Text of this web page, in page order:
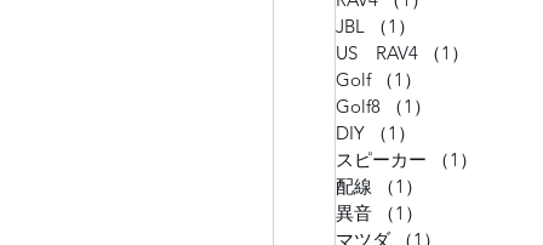
JBL
（1）
US RAV4
（1）
Golf
（1）
Golf8
（1）
DIY
（1）
スピーカー
（1）
配線
（1）
異音
（1）
マツダ
（1）